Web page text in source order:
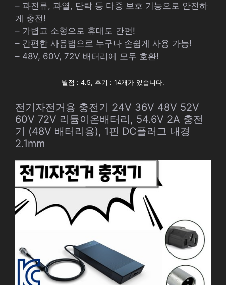
– 과전류, 과열, 단락 등 다중 보호 기능으로 안전하
게 충전!
– 가볍고 소형으로 휴대도 간편!
– 간편한 사용법으로 누구나 손쉽게 사용 가능!
– 48V, 60V, 72V 배터리에 모두 호환!
별점 : 4.5, 후기 : 14개가 있습니다.
전기자전거용 충전기 24V 36V 48V 52V
60V 72V 리튬이온배터리, 54.6V 2A 충전
기 (48V 배터리용), 1핀 DC플러그 내경
2.1mm